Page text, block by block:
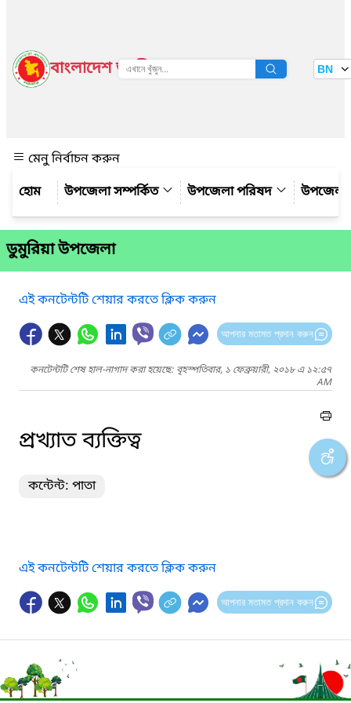
বাংলাদেশ জাতীয় তথ্য বাতায়ন BN
মেনু নির্বাচন করুন
উপজেলা সম্পর্কিত
উপজেলা পরিষদ উপজেলা
ডুমুরিয়া উপজেলা
এই কনটেন্টটি শেয়ার করতে ক্লিক করুন
আপনার মতামত প্রদান করুন
কনটেন্টটি শেষ হাল-নাগাদ করা হয়েছে: বৃহস্পতিবার, ১ ফেব্রুয়ারী, ২০১৮ এ ১২:৫৭
AM
প্রখ্যাত ব্যক্তিত্ব
কন্টেন্ট: পাতা
এই কনটেন্টটি শেয়ার করতে ক্লিক করুন
আপনার মতামত প্রদান করুন